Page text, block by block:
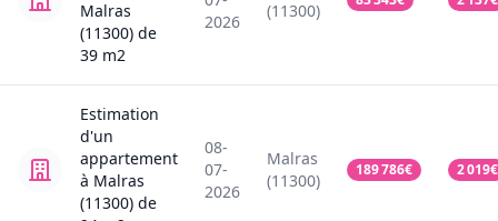
Malras
(11300) de
39 m2
2026
(11300)
Estimation
d'un
appartement
à Malras
(11300) de
08-
07-
2026
Malras
(11300)
189 786€ 2 019€